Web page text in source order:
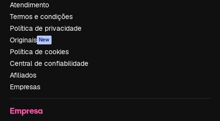
Atendimento
Termos e condições
Política de privacidade
Originais New
Política de cookies
Central de confiabilidade
Afiliados
Empresas
Empresa